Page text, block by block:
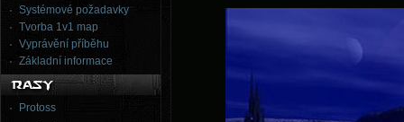
Systémové požadavky
Tvorba 1v1 map
Vyprávění příběhu
Základní informace
Protoss